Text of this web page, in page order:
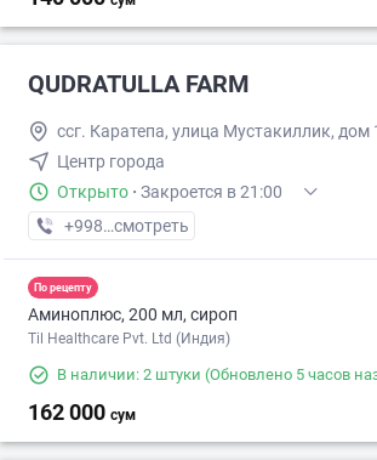
QUDRATULLA FARM
ссг. Каpатепа, улица Мустакиллик, дом
Центр города
Открыто · Закроется в 21:00
+998 (94) XXX-XX-XX
смотреть
По рецепту
Аминоплюс, 200 мл, сироп
Til Healthcare Pvt. Ltd (Индия)
В наличии: 2 штуки (Обновлено 5 часов
162 000 сум